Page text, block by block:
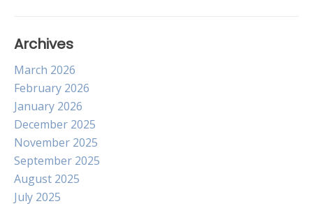
Archives
March 2026
February 2026
January 2026
December 2025
November 2025
September 2025
August 2025
July 2025